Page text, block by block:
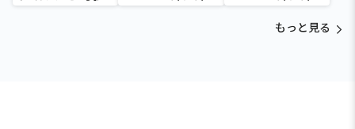
デカドール
カラフルゴム紐付きぬい
カラフルゴム紐付きぬい
もっと見る